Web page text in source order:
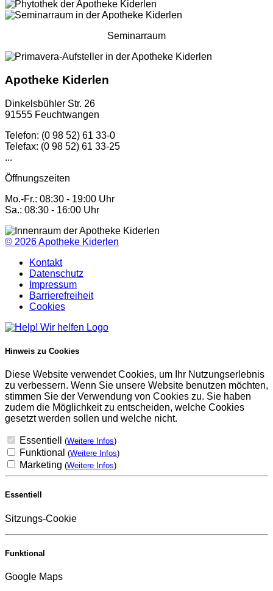
Seminarraum
Apotheke Kiderlen
Dinkelsbühler Str. 26
91555 Feuchtwangen
Telefon: (0 98 52) 61 33-0
Telefax: (0 98 52) 61 33-25
...
Öffnungszeiten
Mo.-Fr.: 08:30 - 19:00 Uhr
Sa.: 08:30 - 16:00 Uhr
© 2026Apotheke Kiderlen
Kontakt
Datenschutz
Impressum
Barrierefreiheit
Cookies
Hinweis zu Cookies
Diese Website verwendet Cookies, um Ihr Nutzungserlebnis
zu verbessern. Wenn Sie unsere Website benutzen möchten,
stimmen Sie der Verwendung von Cookies zu. Sie haben
zudem die Möglichkeit zu entscheiden, welche Cookies
gesetzt werden sollen und welche nicht.
Essentiell (Weitere Infos)
Funktional (Weitere Infos)
Marketing (Weitere Infos)
Essentiell
Sitzungs-Cookie
Funktional
Google Maps